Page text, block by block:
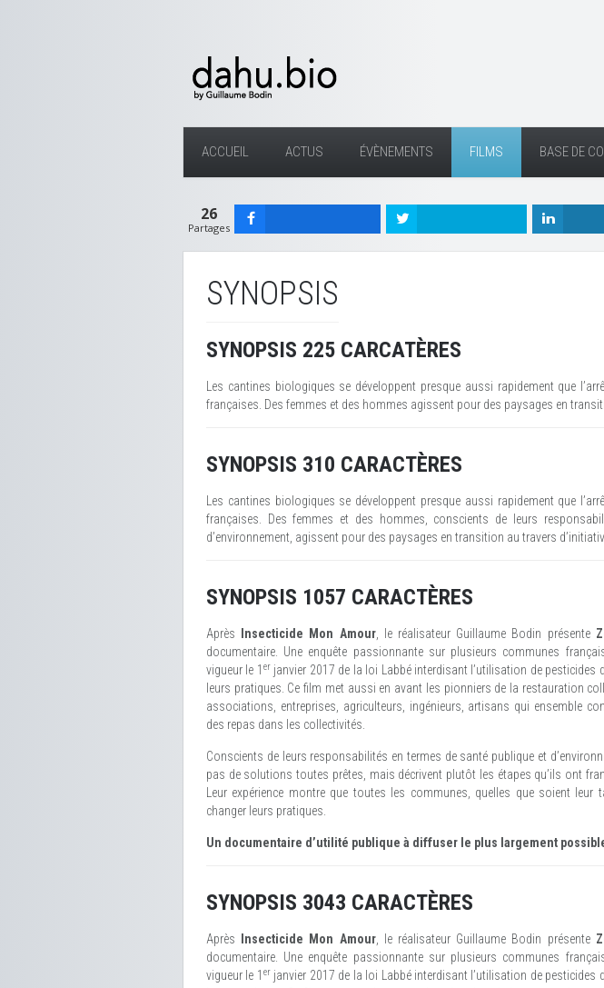
ACCUEIL ACTUS ÉVÈNEMENTS FILMS BASE DE
26
Partages
SYNOPSIS
SYNOPSIS 225 CARCATÈRES
Les cantines biologiques se développent presque aussi rapidement que
françaises. Des femmes et des hommes agissent pour des paysages en
SYNOPSIS 310 CARACTÈRES
Les cantines biologiques se développent presque aussi rapidement que
françaises. Des femmes et des hommes, conscients de leurs
d’environnement, agissent pour des paysages en transition au travers
SYNOPSIS 1057 CARACTÈRES
Après Insecticide Mon Amour, le réalisateur Guillaume Bodin présente
documentaire. Une enquête passionnante sur plusieurs communes
vigueur le 1 erjanvier 2017 de la loi Labbé interdisant l’utilisation de pesticides
leurs pratiques. Ce film met aussi en avant les pionniers de la restauration
associations, entreprises, agriculteurs, ingénieurs, artisans qui ensemble
des repas dans les collectivités.
Conscients de leurs responsabilités en termes de santé publique et
pas de solutions toutes prêtes, mais décrivent plutôt les étapes qu’ils ont
Leur expérience montre que toutes les communes, quelles que soient leur
changer leurs pratiques.
Un documentaire d’utilité publique à diffuser le plus largement
SYNOPSIS 3043 CARACTÈRES
Après Insecticide Mon Amour, le réalisateur Guillaume Bodin présente
documentaire. Une enquête passionnante sur plusieurs communes
vigueur le 1 erjanvier 2017 de la loi Labbé interdisant l’utilisation de pesticides